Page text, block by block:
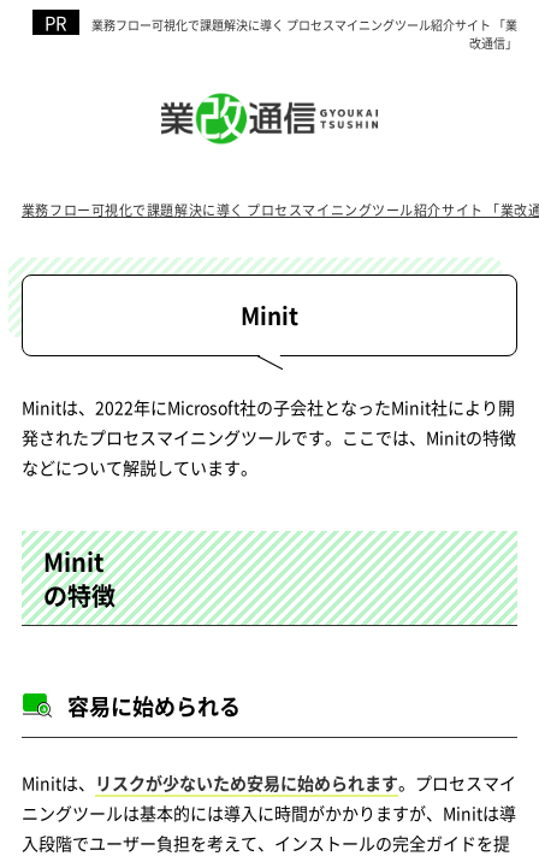
業務フロー可視化で課題解決に導く プロセスマイニングツール紹介サイト 「業
改通信」
業務フロー可視化で課題解決に導く プロセスマイニングツール紹介サイト 「業改
Minit
Minitは、2022年にMicrosoft社の子会社となったMinit社により開
発されたプロセスマイニングツールです。ここでは、Minitの特徴
などについて解説しています。
Minit
の特徴
容易に始められる
Minitは、 リスクが少ないため安易に始められます。プロセスマイ
ニングツールは基本的には導入に時間がかかりますが、Minitは導
入段階でユーザー負担を考えて、インストールの完全ガイドを提